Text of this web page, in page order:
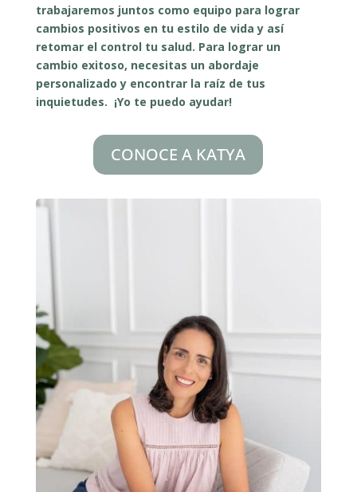
trabajaremos juntos como equipo para lograr
cambios positivos en tu estilo de vida y así
retomar el control tu salud. Para lograr un
cambio exitoso, necesitas un abordaje
personalizado y encontrar la raíz de tus
inquietudes. ¡Yo te puedo ayudar!
CONOCE A KATYA